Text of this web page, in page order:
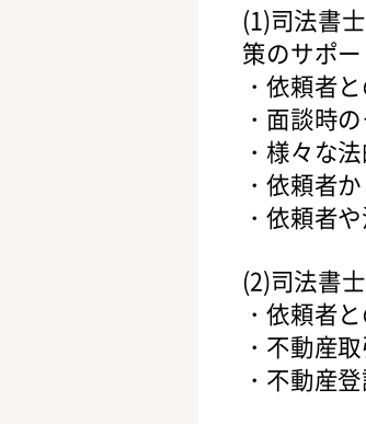
(1)司法書
策のサポー
・依頼者
・面談時
・様々な
・依頼者
・依頼者
(2)司法書
・依頼者
・不動産
・不動産